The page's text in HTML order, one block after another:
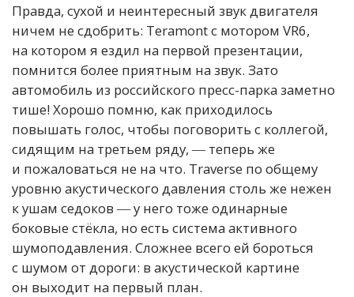
Правда, сухой и неинтересный звук двигателя
ничем не сдобрить: Teramont с мотором VR6,
на котором я ездил на первой презентации,
помнится более приятным на звук. Зато
автомобиль из российского пресс-парка заметно
тише! Хорошо помню, как приходилось
повышать голос, чтобы поговорить с коллегой,
сидящим на третьем ряду, ― теперь же
и пожаловаться не на что. Traverse по общему
уровню акустического давления столь же нежен
к ушам седоков ― у него тоже одинарные
боковые стёкла, но есть система активного
шумоподавления. Сложнее всего ей бороться
с шумом от дороги: в акустической картине
он выходит на первый план.